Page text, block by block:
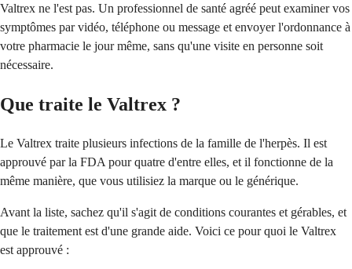
Valtrex ne l'est pas. Un professionnel de santé agréé peut examiner vos
symptômes par vidéo, téléphone ou message et envoyer l'ordonnance à
votre pharmacie le jour même, sans qu'une visite en personne soit
nécessaire.
Que traite le Valtrex ?
Le Valtrex traite plusieurs infections de la famille de l'herpès. Il est
approuvé par la FDA pour quatre d'entre elles, et il fonctionne de la
même manière, que vous utilisiez la marque ou le générique.
Avant la liste, sachez qu'il s'agit de conditions courantes et gérables, et
que le traitement est d'une grande aide. Voici ce pour quoi le Valtrex
est approuvé :